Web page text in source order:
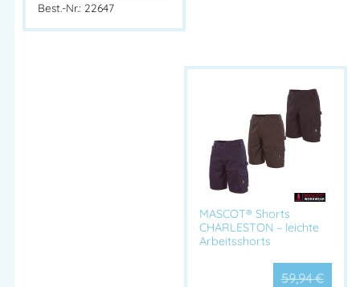
Best.-Nr.: 22647
MASCOT® Shorts
CHARLESTON – leichte
Arbeitsshorts
59,94€